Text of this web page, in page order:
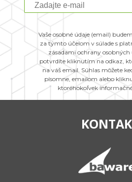
Vaše osobné údaje (email)
za týmto účelom v súlade s
zásadami ochrany osobných
potvrdíte kliknutím na odkaz,
na váš email. Súhlas môžete
písomne, emailom alebo
ktoréhokoľvek